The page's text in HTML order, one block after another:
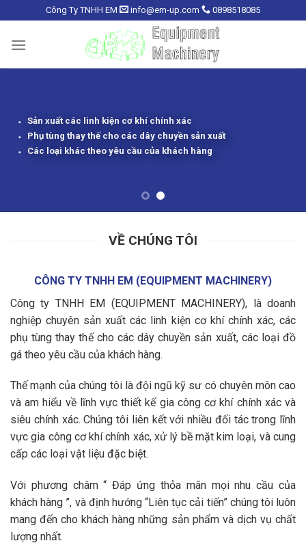
content
Công Ty TNHH EM info@em-up.com 0898518085
Sản xuất các linh kiện cơ khí chính xác
Phụ tùng thay thế cho các dây chuyền sản xuất
Các loại khác theo yêu cầu của khách hàng
VỀ CHÚNG TÔI
CÔNG TY TNHH EM (EQUIPMENT MACHINERY)
Công ty TNHH EM (EQUIPMENT MACHINERY), là doanh
nghiệp chuyên sản xuất các linh kiện cơ khí chính xác, các
phụ tùng thay thế cho các dây chuyền sản xuất, các loại đồ
gá theo yêu cầu của khách hàng.
Thế mạnh của chúng tôi là đội ngũ kỹ sư có chuyên môn cao
và am hiểu về lĩnh vực thiết kế gia công cơ khí chính xác và
siêu chính xác. Chúng tôi liên kết với nhiều đối tác trong lĩnh
vực gia công cơ khí chính xác, xử lý bề mặt kim loại, và cung
cấp các loại vật liệu đặc biệt.
Với phương châm “ Đáp ứng thỏa mãn mọi nhu cầu của
khách hàng ”, và định hướng “Liên tục cải tiến” chúng tôi luôn
mang đến cho khách hàng những sản phẩm và dịch vụ chất
lượng nhất.